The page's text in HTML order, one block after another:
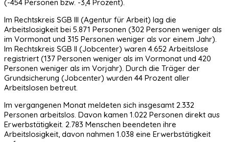
(-454 Personen bzw. -3,4 Prozent).
Im Rechtskreis SGB III (Agentur für Arbeit) lag die
Arbeitslosigkeit bei 5.871 Personen (302 Personen weniger als
im Vormonat und 315 Personen weniger als vor einem Jahr).
Im Rechtskreis SGB II (Jobcenter) waren 4.652 Arbeitslose
registriert (137 Personen weniger als im Vormonat und 420
Personen weniger als im Vorjahr). Durch die Träger der
Grundsicherung (Jobcenter) wurden 44 Prozent aller
Arbeitslosen betreut.
Im vergangenen Monat meldeten sich insgesamt 2.332
Personen arbeitslos. Davon kamen 1.022 Personen direkt aus
Erwerbstätigkeit. 2.783 Menschen beendeten ihre
Arbeitslosigkeit, davon nahmen 1.038 eine Erwerbstätigkeit